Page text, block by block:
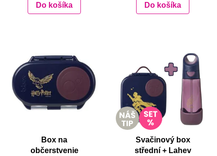
Do košíka Do košíka
Box na
občerstvenie
Svačinový box
střední + Lahev